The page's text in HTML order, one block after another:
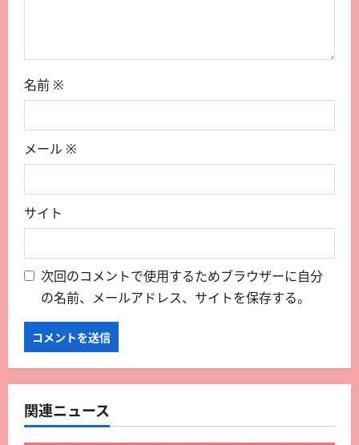
名前 ※
メール ※
サイト
次回のコメントで使用するためブラウザーに自分
の名前、メールアドレス、サイトを保存する。
関連ニュース